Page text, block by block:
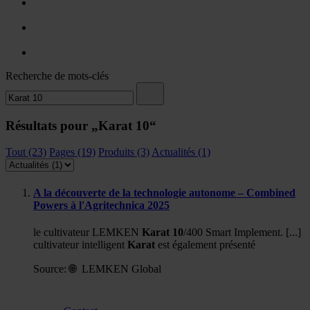
Recherche de mots-clés
Résultats pour „Karat 10“
Tout (23) Pages (19) Produits (3) Actualités (1)
A la découverte de la technologie autonome – Combined
Powers à l'Agritechnica 2025
le cultivateur LEMKEN Karat 10/400 Smart Implement. [...]
cultivateur intelligent Karat est également présenté
Source: 🌐 LEMKEN Global